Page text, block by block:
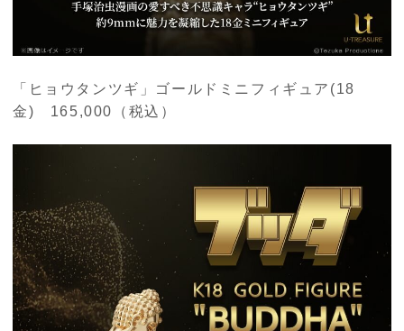
「ヒョウタンツギ」ゴールドミニフィギュア(18
金) 165,000
（税込）